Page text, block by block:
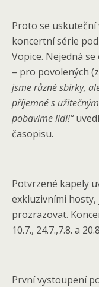
Proto se uskuteční
koncertní série
Vopice. Nejedná
– pro povolených
jsme různé sbírky,
příjemné s
pobavíme lidi!“
časopisu.
Potvrzené kapely
exkluzivními
prozrazovat.
10.7., 24.7.,7.8. a
První vystoupení